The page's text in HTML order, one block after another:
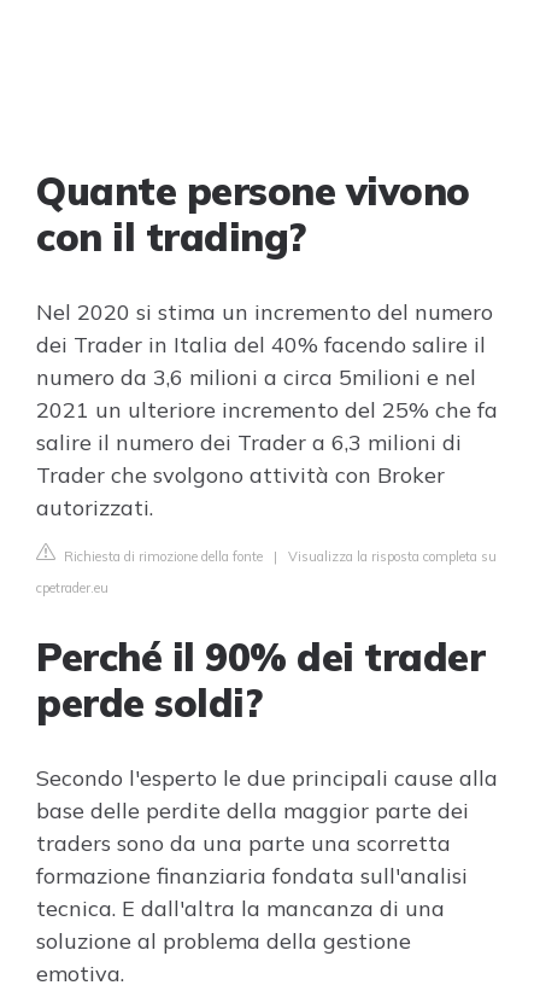
Quante persone vivono
con il trading?
Nel 2020 si stima un incremento del numero
dei Trader in Italia del 40% facendo salire il
numero da 3,6 milioni a circa 5milioni e nel
2021 un ulteriore incremento del 25% che fa
salire il numero dei Trader a 6,3 milioni di
Trader che svolgono attività con Broker
autorizzati.
Richiesta di rimozione della fonte | Visualizza la risposta completa su
cpetrader.eu
Perché il 90% dei trader
perde soldi?
Secondo l'esperto le due principali cause alla
base delle perdite della maggior parte dei
traders sono da una parte una scorretta
formazione finanziaria fondata sull'analisi
tecnica. E dall'altra la mancanza di una
soluzione al problema della gestione
emotiva.